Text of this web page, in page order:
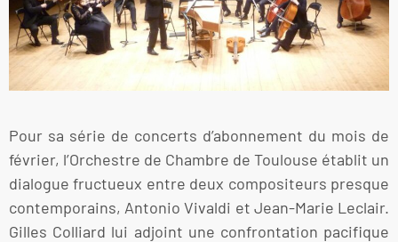
Pour sa série de concerts d’abonnement du mois de
février, l’Orchestre de Chambre de Toulouse établit un
dialogue fructueux entre deux compositeurs presque
contemporains, Antonio Vivaldi et Jean-Marie Leclair.
Gilles Colliard lui adjoint une confrontation pacifique